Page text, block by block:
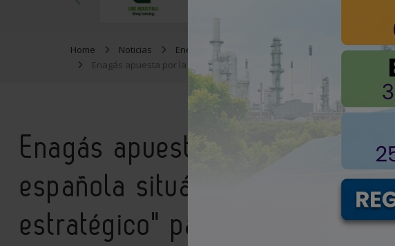
Home Noticias
Energía
Enagás apuesta por la infraestructura gasista española situándola
Enagás apuesta por la
española situándola como un
estratégico" para Europa